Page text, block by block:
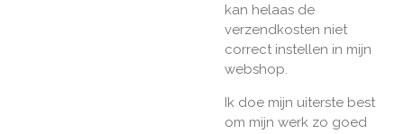
kan helaas de
verzendkosten niet
correct instellen in mijn
webshop.
Ik doe mijn uiterste best
om mijn werk zo goed